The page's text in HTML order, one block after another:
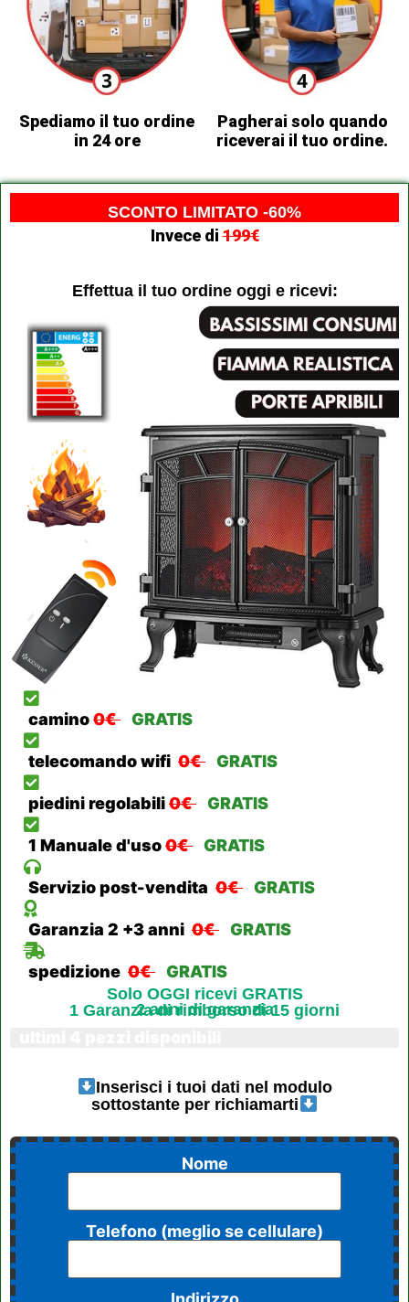
Spediamo il tuo ordine
in 24 ore
Pagherai solo quando
riceverai il tuo ordine.
SCONTO LIMITATO -60%
Invece di199€
Effettua il tuo ordine oggi e ricevi:
camino0€ GRATIS
telecomando wifi 0€ GRATIS
piedini regolabili0€ GRATIS
1 Manuale d'uso0€ GRATIS
Servizio post-vendita 0€ GRATIS
Garanzia 2 +3 anni 0€ GRATIS
spedizione 0€ GRATIS
Solo OGGI ricevi GRATIS
1 Garanzia di rimborso di 15 giorni
2 anni di garanzia
Inserisci i tuoi dati nel modulo
sottostante per richiamarti
Nome
Telefono (meglio se cellulare)